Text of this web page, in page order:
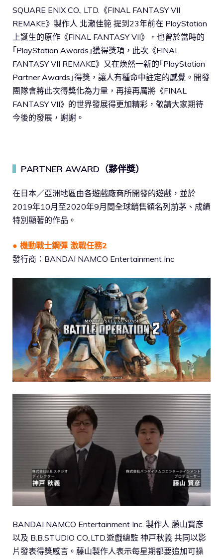
SQUARE ENIX CO., LTD.《FINAL FANTASY VII
REMAKE》製作人 北瀬佳範 提到23年前在 PlayStation
上誕生的原作《FINAL FANTASY VII》，也曾於當時的
｢PlayStation Awards｣獲得獎項，此次《FINAL
FANTASY VII REMAKE》又在煥然一新的｢PlayStation
Partner Awards｣得獎，讓人有種命中註定的感覺。開發
團隊會將此次得獎化為力量，再接再厲將《FINAL
FANTASY VII》的世界發展得更加精彩，敬請大家期待
今後的發展，謝謝。
PARTNER AWARD（夥伴獎）
在日本／亞洲地區由各遊戲廠商所開發的遊戲，並於
2019年10月至2020年9月間全球銷售額名列前茅、成績
特別顯著的作品。
● 機動戰士鋼彈 激戰任務2
發行商：BANDAI NAMCO Entertainment Inc
BANDAI NAMCO Entertainment Inc. 製作人 藤山賢彦
以及 B.B.STUDIO CO.,LTD.遊戲總監 神戸秋義 共同以影
片發表得獎感言。藤山製作人表示每星期都要追加可操